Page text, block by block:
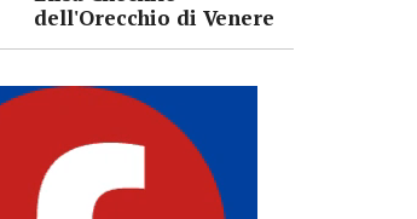
dell'Orecchio di Venere